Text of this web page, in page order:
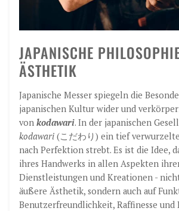
JAPANISCHE
ÄSTHETIK
Japanische Messer spiegeln die
japanischen Kultur wider und
von kodawari. In der japanischen
kodawari (こだわり) ein tief
nach Perfektion strebt. Es ist die Idee,
ihres Handwerks in allen Aspekten
Dienstleistungen und Kreationen -
äußere Ästhetik, sondern auch auf
Benutzerfreundlichkeit, Raffinesse und